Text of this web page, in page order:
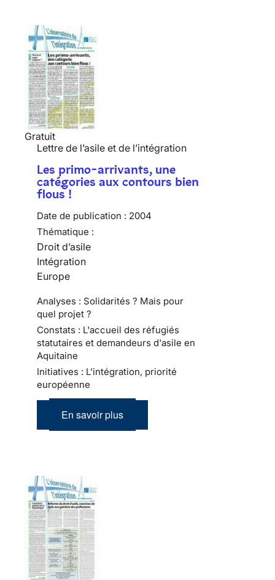
Gratuit
Lettre de l’asile et de l’intégration
Les primo-arrivants, une
catégories aux contours bien
flous !
Date de publication : 2004
Thématique :
Droit d’asile
Intégration
Europe
Analyses : Solidarités ? Mais pour
quel projet ?
Constats : L'accueil des réfugiés
statutaires et demandeurs d'asile en
Aquitaine
Initiatives : L’intégration, priorité
européenne
En savoir plus